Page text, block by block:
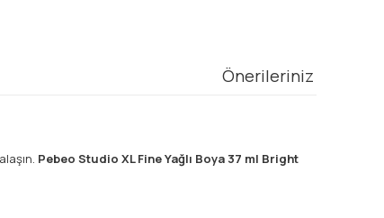
Önerileriniz
Pebeo Studio XL Fine Yağlı Boya 37 ml Bright